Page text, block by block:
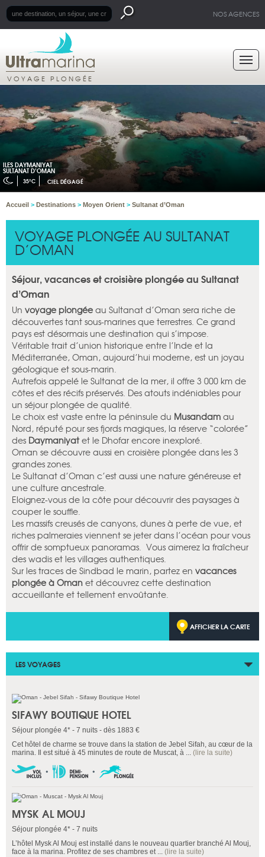
NOS AGENCES
VOYAGE PLONGÉE
ILES DAYMANIYAT
SULTANAT D’OMAN
35°C CIEL DÉGAGÉ
Accueil > Destinations > Moyen Orient > Sultanat d’Oman
VOYAGE PLONGÉE AU SULTANAT
D’OMAN
Séjour, vacances et croisière plongée au Sultanat
d’Oman
Un voyage plongée au Sultanat d’Oman sera riche de
découvertes tant sous-marines que terrestres. Ce grand
pays est désormais une destination qui s’impose.
Véritable trait d’union historique entre l’Inde et la
Méditerranée, Oman, aujourd’hui moderne, est un joyau
géologique et sous-marin.
Autrefois appelé le Sultanat de la mer, il offre 3 000 km de
côtes et des récifs préservés. Des atouts indéniables pour
un séjour plongée de qualité.
Le choix est vaste entre la péninsule du Musandam au
Nord, réputé pour ses fjords magiques, la réserve “colorée”
des Daymaniyat et le Dhofar encore inexploré.
Oman se découvre aussi en croisière plongée dans les 3
grandes zones.
Le Sultanat d’Oman c’est aussi une nature généreuse et
une culture ancestrale.
Eloignez-vous de la côte pour découvrir des paysages à
couper le souffle.
Les massifs creusés de canyons, dunes à perte de vue, et
riches palmeraies viennent se jeter dans l’océan pour vous
offrir de somptueux panoramas. Vous aimerez la fraîcheur
des wadis et les villages authentiques.
Sur les traces de Sindbad le marin, partez en vacances
plongée à Oman et découvrez cette destination
accueillante et tellement envoûtante.
AFFICHER LA CARTE
LES VOYAGES
SIFAWY BOUTIQUE HOTEL
Séjour plongée 4* - 7 nuits - dès 1883 €
Cet hôtel de charme se trouve dans la station de Jebel Sifah, au cœur de la
marina. Il est situé à 45 minutes de route de Muscat, à ... (lire la suite)
MYSK AL MOUJ
Séjour plongée 4* - 7 nuits
L’hôtel Mysk Al Mouj est installé dans le nouveau quartier branché Al Mouj,
face à la marina. Profitez de ses chambres et ... (lire la suite)